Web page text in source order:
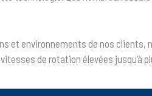
et environnements de nos clients,
de rotation élevées jusqu’à